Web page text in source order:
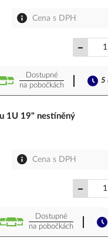
Cena s DPH
Dostupné
na pobočkách
5
1U 19" nestíněný
Cena s DPH
Dostupné
na pobočkách